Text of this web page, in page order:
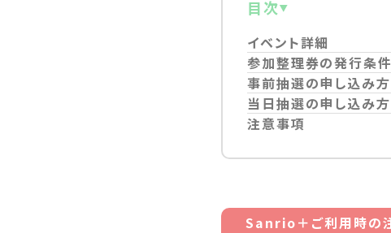
目次
イベント詳細
参加整理券の発行条件
事前抽選の申し込み
当日抽選の申し込み
注意事項
Sanrio＋ご利用時の